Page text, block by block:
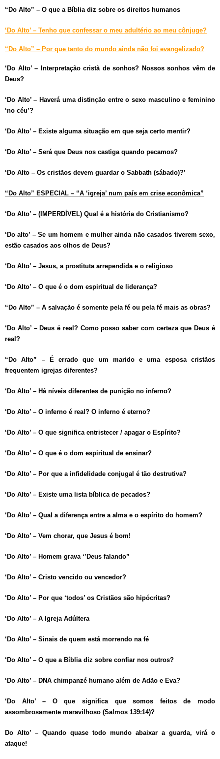
“Do Alto” – O que a Bíblia diz sobre os direitos humanos
‘Do Alto’ – Tenho que confessar o meu adultério ao meu cônjuge?
“Do Alto” – Por que tanto do mundo ainda não foi evangelizado?
‘Do Alto’ – Interpretação cristã de sonhos? Nossos sonhos vêm de
Deus?
‘Do Alto’ – Haverá uma distinção entre o sexo masculino e feminino
‘no céu’?
‘Do Alto’ – Existe alguma situação em que seja certo mentir?
‘Do Alto’ – Será que Deus nos castiga quando pecamos?
‘Do Alto – Os cristãos devem guardar o Sabbath (sábado)?’
“Do Alto” ESPECIAL – “A ‘igreja’ num país em crise econômica”
‘Do Alto’ – (IMPERDÍVEL) Qual é a história do Cristianismo?
‘Do alto’ – Se um homem e mulher ainda não casados tiverem sexo,
estão casados aos olhos de Deus?
‘Do Alto’ – Jesus, a prostituta arrependida e o religioso
‘Do Alto’ – O que é o dom espiritual de liderança?
“Do Alto” – A salvação é somente pela fé ou pela fé mais as obras?
‘Do Alto’ – Deus é real? Como posso saber com certeza que Deus é
real?
“Do Alto” – É errado que um marido e uma esposa cristãos
frequentem igrejas diferentes?
‘Do Alto’ – Há níveis diferentes de punição no inferno?
‘Do Alto’ – O inferno é real? O inferno é eterno?
‘Do Alto’ – O que significa entristecer / apagar o Espírito?
‘Do Alto’ – O que é o dom espiritual de ensinar?
‘Do Alto’ – Por que a infidelidade conjugal é tão destrutiva?
‘Do Alto’ – Existe uma lista bíblica de pecados?
‘Do Alto’ – Qual a diferença entre a alma e o espírito do homem?
‘Do Alto’ – Vem chorar, que Jesus é bom!
‘Do Alto’ – Homem grava ‘’Deus falando”
‘Do Alto’ – Cristo vencido ou vencedor?
‘Do Alto’ – Por que ‘todos’ os Cristãos são hipócritas?
‘Do Alto’ – A Igreja Adúltera
‘Do Alto’ – Sinais de quem está morrendo na fé
‘Do Alto’ – O que a Bíblia diz sobre confiar nos outros?
‘Do Alto’ – DNA chimpanzé humano além de Adão e Eva?
‘Do Alto’ – O que significa que somos feitos de modo
assombrosamente maravilhoso (Salmos 139:14)?
Do Alto’ – Quando quase todo mundo abaixar a guarda, virá o
ataque!